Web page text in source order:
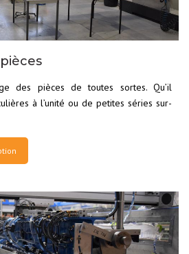
des pièces de toutes sortes. Qu’il
à l’unité ou de petites séries sur-